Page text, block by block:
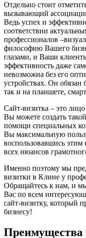
Отдельно стоит
вызывающий
Ведь успех и
соответствии
профессионалов
философию Вашего
глазами, и Ваши
эффективность даже
невозможна без его
устройствах. Он
так и на планшете,
Сайт-визитка – это
Вы можете создать
помощи специальных
Вы максимальную
воспользовавшись
всех нюансов
Именно поэтому мы
визитки в Клине у
Обращайтесь к нам, и
Вас по всем
сайт-визитку, который
бизнесу!
Преимущества